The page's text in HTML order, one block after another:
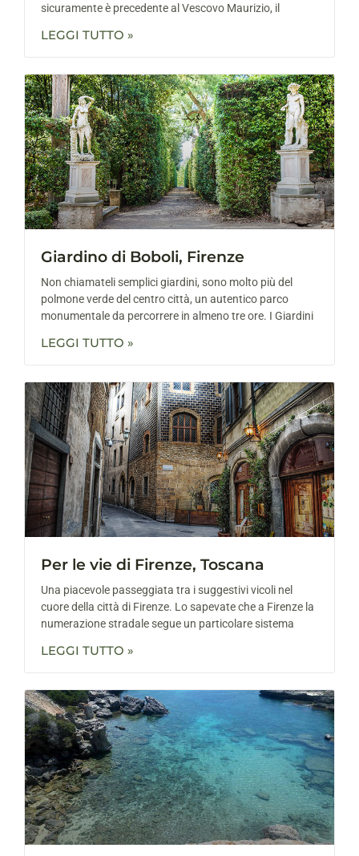
sicuramente è precedente al Vescovo Maurizio, il
LEGGI TUTTO »
Giardino di Boboli, Firenze
Non chiamateli semplici giardini, sono molto più del
polmone verde del centro città, un autentico parco
monumentale da percorrere in almeno tre ore. I Giardini
LEGGI TUTTO »
Per le vie di Firenze, Toscana
Una piacevole passeggiata tra i suggestivi vicoli nel
cuore della città di Firenze. Lo sapevate che a Firenze la
numerazione stradale segue un particolare sistema
LEGGI TUTTO »